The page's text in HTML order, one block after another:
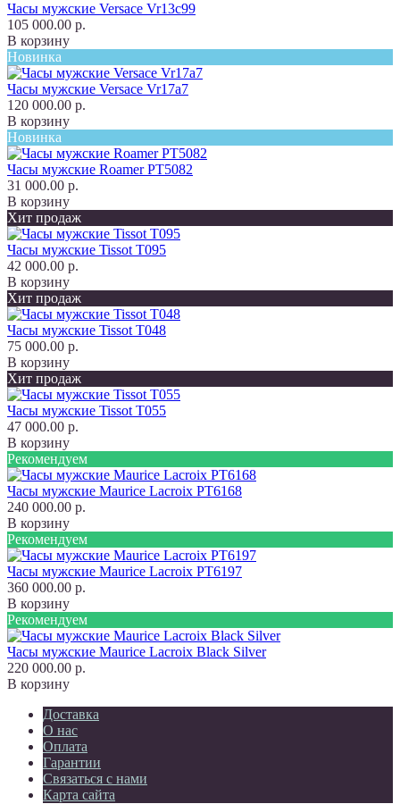
Часы мужские Versace Vr13c99
105 000.00 р.
В корзину
Новинка
Часы мужские Versace Vr17a7
120 000.00 р.
В корзину
Новинка
Часы мужские Roamer PT5082
31 000.00 р.
В корзину
Хит продаж
Часы мужские Tissot T095
42 000.00 р.
В корзину
Хит продаж
Часы мужские Tissot T048
75 000.00 р.
В корзину
Хит продаж
Часы мужские Tissot T055
47 000.00 р.
В корзину
Рекомендуем
Часы мужские Maurice Lacroix PT6168
240 000.00 р.
В корзину
Рекомендуем
Часы мужские Maurice Lacroix PT6197
360 000.00 р.
В корзину
Рекомендуем
Часы мужские Maurice Lacroix Black Silver
220 000.00 р.
В корзину
Доставка
О нас
Оплата
Гарантии
Связаться с нами
Карта сайта